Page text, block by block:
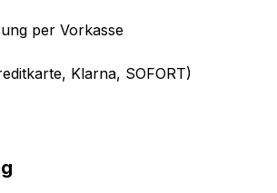
per Vorkasse
Klarna, SOFORT)